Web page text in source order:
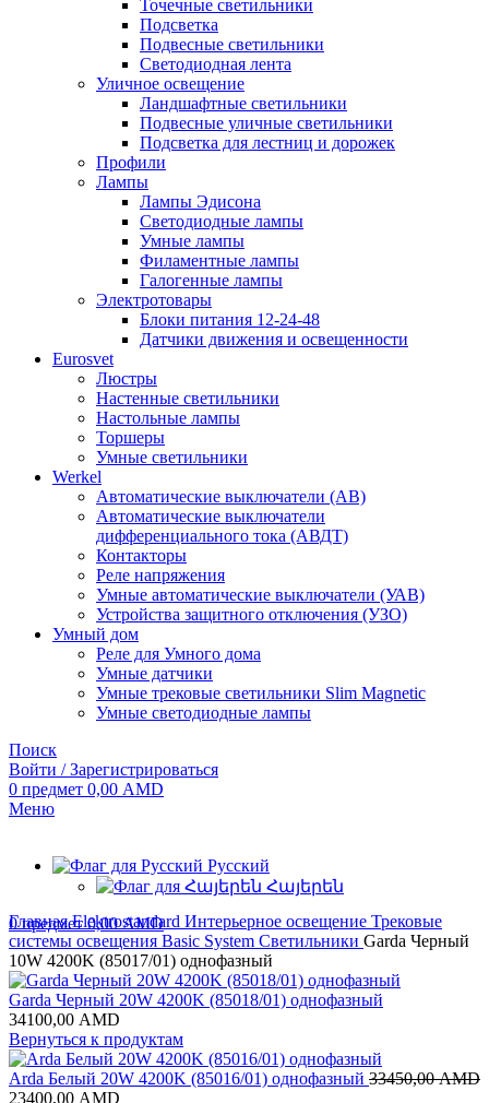
Точечные светильники
Подсветка
Подвесные светильники
Светодиодная лента
Уличное освещение
Ландшафтные светильники
Подвесные уличные светильники
Подсветка для лестниц и дорожек
Профили
Лампы
Лампы Эдисона
Светодиодные лампы
Умные лампы
Филаментные лампы
Галогенные лампы
Электротовары
Блоки питания 12-24-48
Датчики движения и освещенности
Eurosvet
Люстры
Настенные светильники
Настольные лампы
Торшеры
Умные светильники
Werkel
Автоматические выключатели (АВ)
Автоматические выключатели
дифференциального тока (АВДТ)
Контакторы
Реле напряжения
Умные автоматические выключатели (УАВ)
Устройства защитного отключения (УЗО)
Умный дом
Реле для Умного дома
Умные датчики
Умные трековые светильники Slim Magnetic
Умные светодиодные лампы
Поиск
Войти / Зарегистрироваться
0 предмет 0,00 AMD
Меню
Русский
Հայերեն
0предмет 0,00AMD
ГлавнаяElektrostandard Интерьерное освещение Трековые
системы освещения Basic System Светильники Garda Черный
10W 4200K (85017/01) однофазный
Garda Черный 20W 4200K (85018/01) однофазный
34100,00 AMD
Вернуться к продуктам
Arda Белый 20W 4200K (85016/01) однофазный 33450,00AMD
Первоначальная
23400,00 AMD